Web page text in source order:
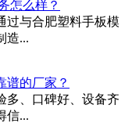
怎么样？
过与合肥塑料手板模
造...
谱的厂家？
多、口碑好、设备齐
信...